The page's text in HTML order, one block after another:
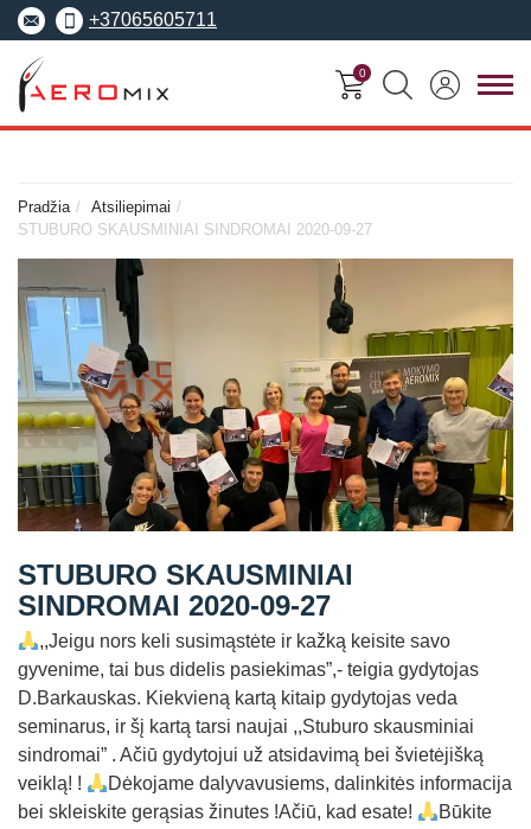
+37065605711
Apie Aeromix
Europos fitneso mokykla
EREPS
Anatomy Trains
Fascia Movement
Dėstytojai
Sėkmės istorijos
Atsiliepimai
Kontaktai
pradedantiesiems
Specializuoti seminarai
Anatomy Trains
Fascia Movement
Konvencijos
Asmeninis treneris
Pilates treneris
Grupinių
treneris
Fizinio rengimo
0
Pradžia
Atsiliepimai
STUBURO SKAUSMINIAI SINDROMAI 2020-09-27
STUBURO SKAUSMINIAI
SINDROMAI 2020-09-27
,,Jeigu nors keli susimąstėte ir kažką keisite savo
gyvenime, tai bus didelis pasiekimas”,- teigia gydytojas
D.Barkauskas. Kiekvieną kartą kitaip gydytojas veda
seminarus, ir šį kartą tarsi naujai ,,Stuburo skausminiai
sindromai” . Ačiū gydytojui už atsidavimą bei švietėjišką
veiklą! !
Dėkojame dalyvavusiems, dalinkitės informacija
bei skleiskite gerąsias žinutes !Ačiū, kad esate!
Būkite